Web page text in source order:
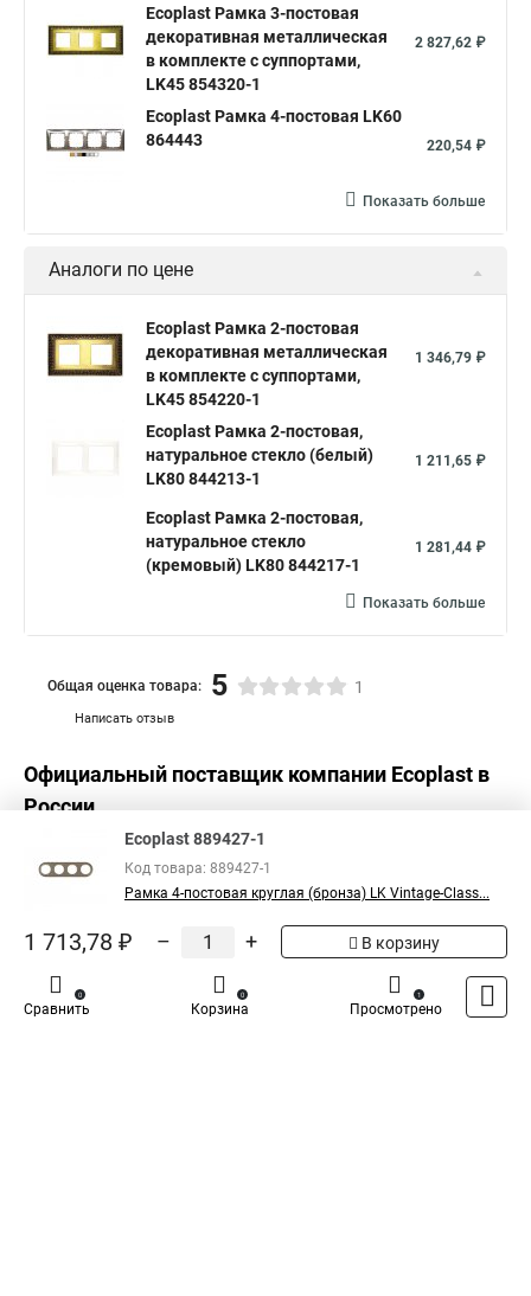
Ecoplast Рамка 3-постовая
декоративная металлическая
в комплекте с суппортами,
LK45 854320-1
2 827,62 ₽
Ecoplast Рамка 4-постовая LK60
864443
220,54 ₽
Показать больше
Аналоги по цене
Ecoplast Рамка 2-постовая
декоративная металлическая
в комплекте с суппортами,
LK45 854220-1
1 346,79 ₽
Ecoplast Рамка 2-постовая,
натуральное стекло (белый)
LK80 844213-1
1 211,65 ₽
Ecoplast Рамка 2-постовая,
натуральное стекло
(кремовый) LK80 844217-1
1 281,44 ₽
Показать больше
Написать отзыв
Общая оценка товара: 5 1
Официальный поставщик компании Ecoplast в
России
Ecoplast 889427-1
Код товара: 889427-1
Рамка 4-постовая круглая (бронза) LK Vintage-Class...
1 713,78 ₽ – + В корзину
Сравнить
0
Корзина
0
Просмотрено
1